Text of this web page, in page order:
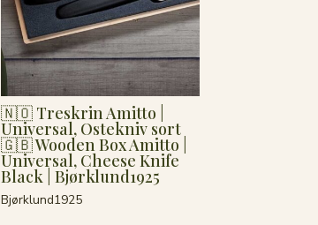
🇳🇴 Treskrin Amitto |
Universal, Ostekniv sort
🇬🇧 Wooden Box Amitto |
Universal, Cheese Knife
Black | Bjørklund1925
Bjørklund1925